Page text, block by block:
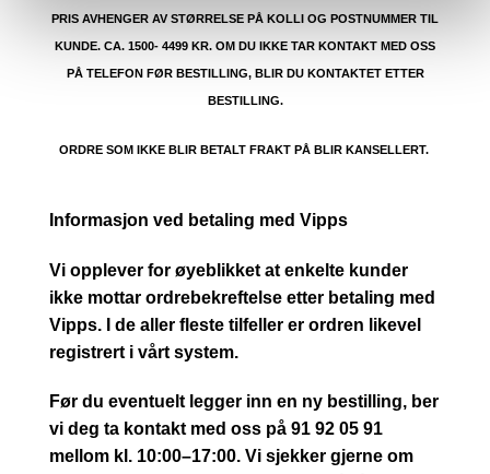
PRIS AVHENGER AV STØRRELSE PÅ KOLLI OG POSTNUMMER TIL
KUNDE. CA. 1500- 4499 KR. OM DU IKKE TAR KONTAKT MED OSS
PÅ TELEFON FØR BESTILLING, BLIR DU KONTAKTET ETTER
BESTILLING.
ORDRE SOM IKKE BLIR BETALT FRAKT PÅ BLIR KANSELLERT.
Informasjon ved betaling med Vipps
Vi opplever for øyeblikket at enkelte kunder
ikke mottar ordrebekreftelse etter betaling med
Vipps. I de aller fleste tilfeller er ordren likevel
registrert i vårt system.
Før du eventuelt legger inn en ny bestilling, ber
vi deg ta kontakt med oss på 91 92 05 91
mellom kl. 10:00–17:00. Vi sjekker gjerne om